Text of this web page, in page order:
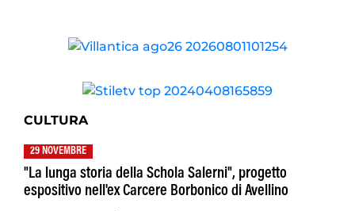
CULTURA
29 NOVEMBRE
"La lunga storia della Schola Salerni", progetto
espositivo nell'ex Carcere Borbonico di Avellino